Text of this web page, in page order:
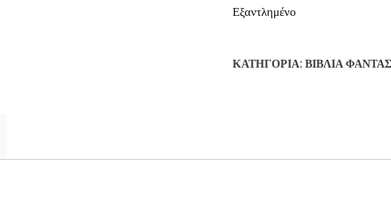
Εξαντλημένο
ΚΑΤΗΓΟΡΊΑ: ΒΙΒΛΊΑ